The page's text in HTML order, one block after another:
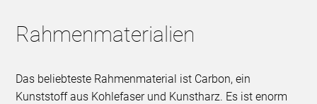
Rahmenmaterialien
Das beliebteste Rahmenmaterial ist Carbon, ein
Kunststoff aus Kohlefaser und Kunstharz. Es ist enorm